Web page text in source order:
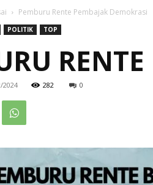
Pemburu Rente Pembajak Demokrasi
POLITIK TOP
2024 282 0